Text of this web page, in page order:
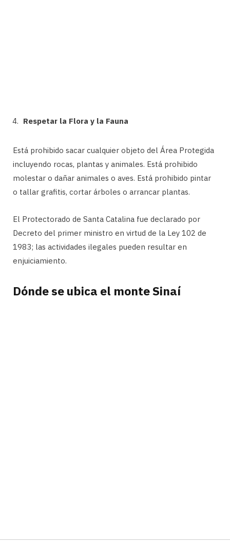
Respetar la Flora y la Fauna
Está prohibido sacar cualquier objeto del Área Protegida
incluyendo rocas, plantas y animales. Está prohibido
molestar o dañar animales o aves. Está prohibido pintar
o tallar grafitis, cortar árboles o arrancar plantas.
El Protectorado de Santa Catalina fue declarado por
Decreto del primer ministro en virtud de la Ley 102 de
1983; las actividades ilegales pueden resultar en
enjuiciamiento.
Dónde se ubica el monte Sinaí